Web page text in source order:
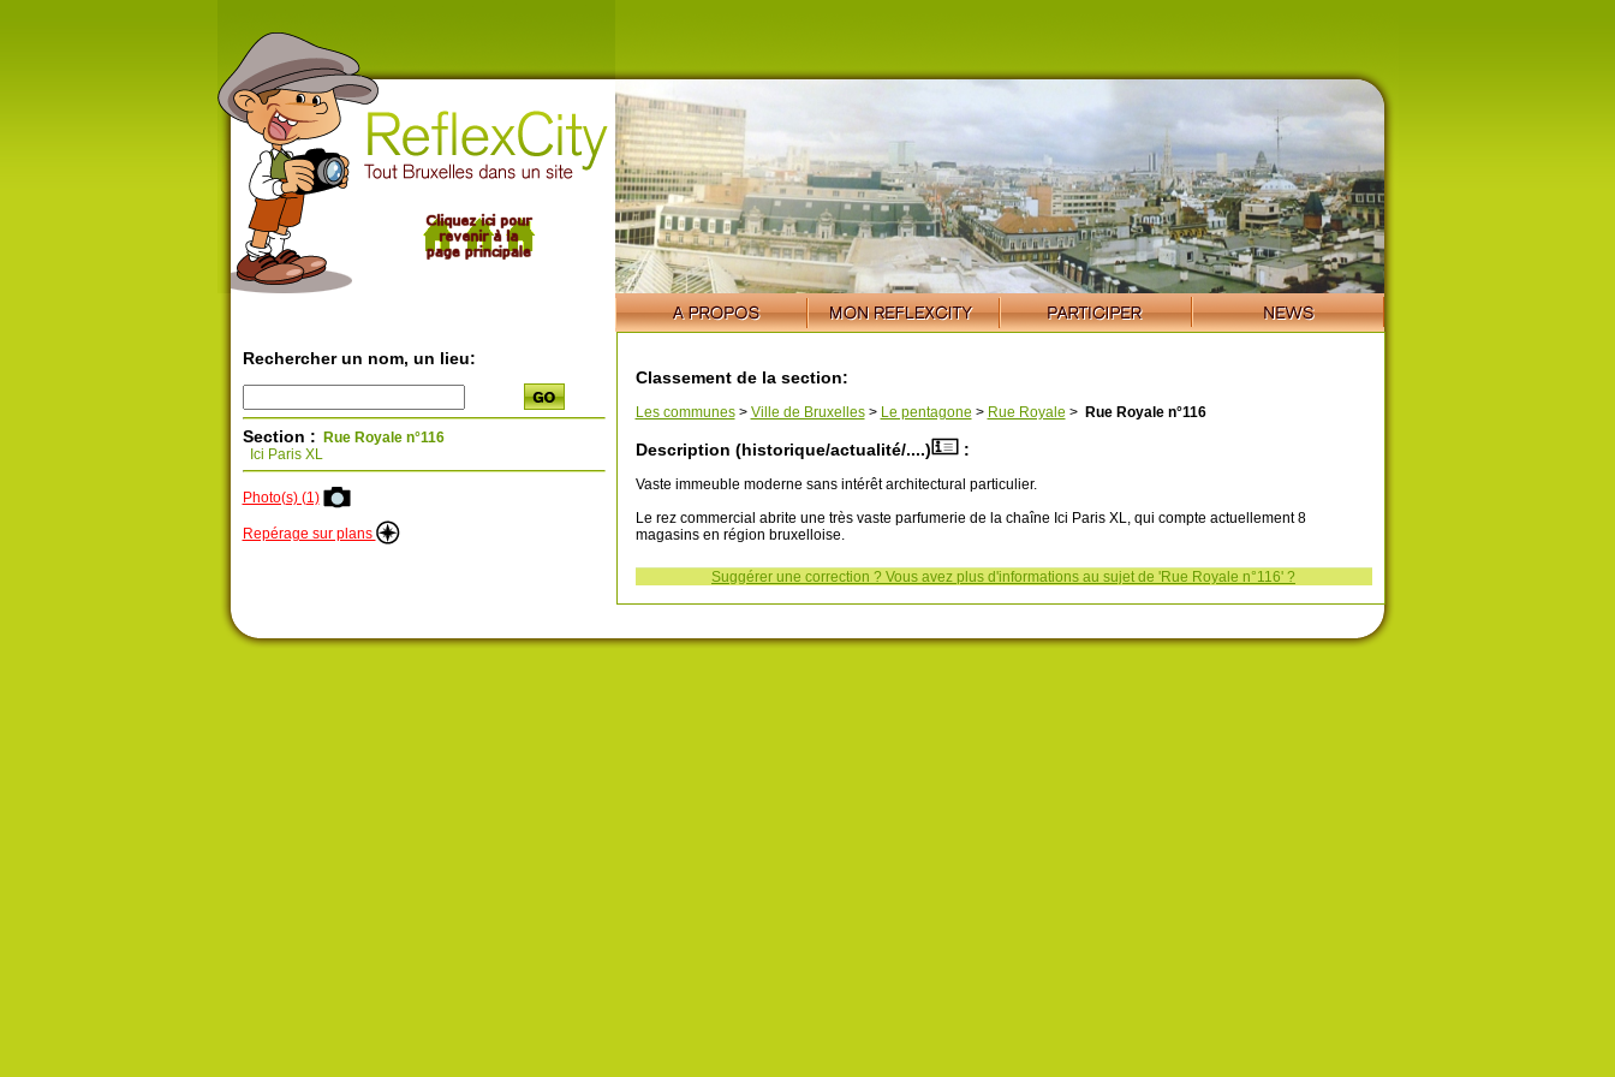
Rechercher un nom, un lieu:
Section : Rue Royale n°116
Ici Paris XL
Photo(s) (1)
Repérage sur plans
Classement de la section:
Les communes> Ville de Bruxelles> Le pentagone > Rue Royale > Rue Royale n°116
Description (historique/actualité/....) :
Vaste immeuble moderne sans intérêt architectural particulier.
Le rez commercial abrite une très vaste parfumerie de la chaîne Ici Paris XL, qui compte actuellement 8
magasins en région bruxelloise.
Suggérer une correction ? Vous avez plus d'informations au sujet de 'Rue Royale n°116' ?